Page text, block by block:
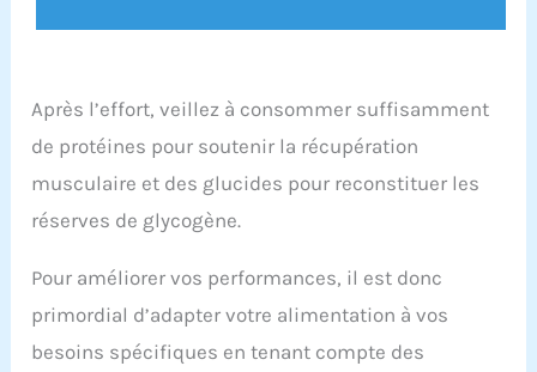
Après l’effort, veillez à consommer suffisamment
de protéines pour soutenir la récupération
musculaire et des glucides pour reconstituer les
réserves de glycogène.
Pour améliorer vos performances, il est donc
primordial d’adapter votre alimentation à vos
besoins spécifiques en tenant compte des